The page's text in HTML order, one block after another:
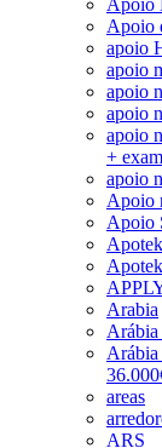
Apoio
apoio
apoio
apoio
apoio
apoio
+
apoio
Apoio
Apoio
Arabia
Arábia
Arábia
areas
ARS